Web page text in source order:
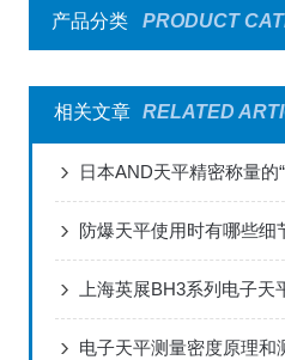
产品分类 PRODUCT
相关文章 RELATED
防爆天平使用时有哪些细
上海英展BH3系列电子天
电子天平测量密度原理和